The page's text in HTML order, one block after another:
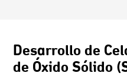
Desarrollo de
de Óxido Sólido